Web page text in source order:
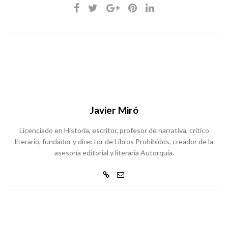
Javier Miró
Licenciado en Historia, escritor, profesor de narrativa, crítico
literario, fundador y director de Libros Prohibidos, creador de la
asesoría editorial y literaria Autorquía.